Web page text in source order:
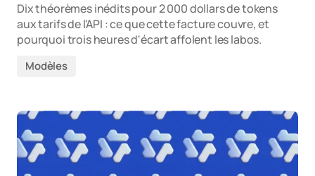
Dix théorèmes inédits pour 2 000 dollars de tokens
aux tarifs de l'API : ce que cette facture couvre, et
pourquoi trois heures d'écart affolent les labos.
Modèles